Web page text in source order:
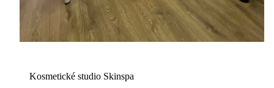
Kosmetické studio Skinspa